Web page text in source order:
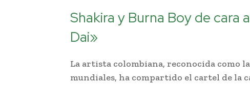
Shakira y Burna Boy de cara
Dai»
La artista colombiana, reconocida como
mundiales, ha compartido el cartel de la